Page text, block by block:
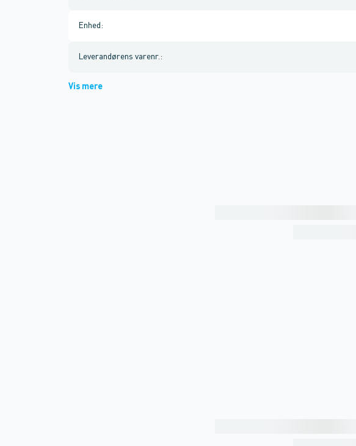
Enhed :
Leverandørens varenr. :
Vis mere